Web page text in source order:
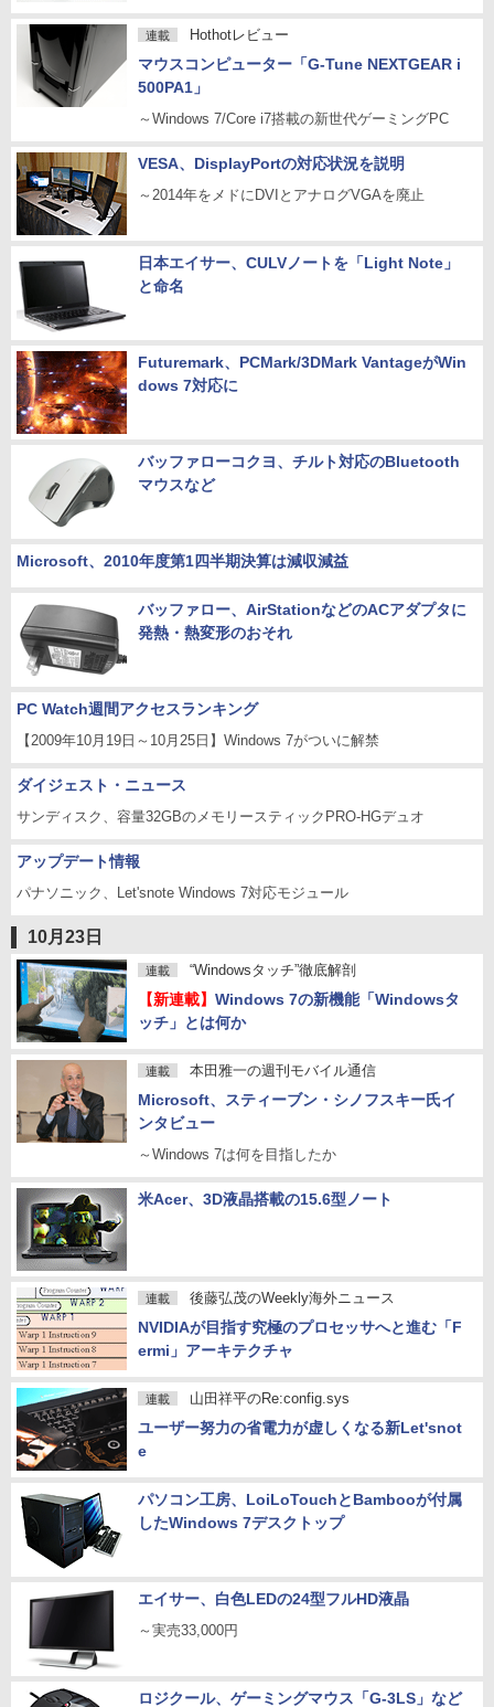
連載 Hothotレビュー
マウスコンピューター「G-Tune NEXTGEAR i
500PA1」
～Windows 7/Core i7搭載の新世代ゲーミングPC
VESA、DisplayPortの対応状況を説明
～2014年をメドにDVIとアナログVGAを廃止
日本エイサー、CULVノートを「Light Note」
と命名
Futuremark、PCMark/3DMark VantageがWin
dows 7対応に
バッファローコクヨ、チルト対応のBluetooth
マウスなど
Microsoft、2010年度第1四半期決算は減収減益
バッファロー、AirStationなどのACアダプタに
発熱・熱変形のおそれ
PC Watch週間アクセスランキング
【2009年10月19日～10月25日】Windows 7がついに解禁
ダイジェスト・ニュース
サンディスク、容量32GBのメモリースティックPRO-HGデュオ
アップデート情報
パナソニック、Let'snote Windows 7対応モジュール
10月23日
連載 “Windowsタッチ”徹底解剖
【新連載】 Windows 7の新機能「Windowsタ
ッチ」とは何か
連載 本田雅一の週刊モバイル通信
Microsoft、スティーブン・シノフスキー氏イ
ンタビュー
～Windows 7は何を目指したか
米Acer、3D液晶搭載の15.6型ノート
連載 後藤弘茂のWeekly海外ニュース
NVIDIAが目指す究極のプロセッサへと進む「F
ermi」アーキテクチャ
連載 山田祥平のRe:config.sys
ユーザー努力の省電力が虚しくなる新Let'snot
e
パソコン工房、LoiLoTouchとBambooが付属
したWindows 7デスクトップ
エイサー、白色LEDの24型フルHD液晶
～実売33,000円
ロジクール、ゲーミングマウス「G-3LS」など